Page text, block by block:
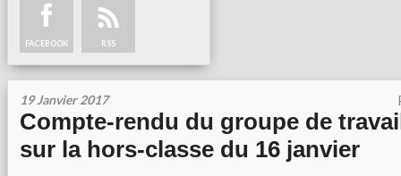
FACEBOOK RSS
19 Janvier 2017
Compte-rendu du groupe de
sur la hors-classe du 16 janvier